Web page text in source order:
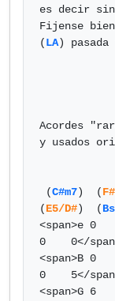
es decir
Fijense
(LA)
Acordes
y usados
(C#m7)  (
(E5/D#)  (
<span>e
0    0</
<span>B
0    5</
<span>G